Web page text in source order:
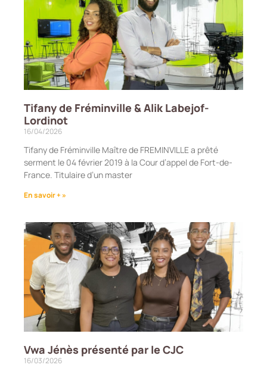
Tifany de Fréminville & Alik Labejof-
Lordinot
16/04/2026
Tifany de Fréminville Maître de FREMINVILLE a prêté
serment le 04 février 2019 à la Cour d’appel de Fort-de-
France. Titulaire d’un master
En savoir + »
Vwa Jénès présenté par le CJC
16/03/2026